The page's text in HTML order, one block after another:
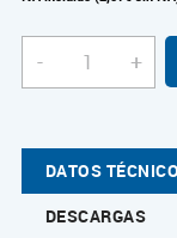
- +
DATOS
DESCARGAS